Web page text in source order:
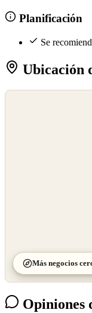
Planificación
Se
Ubicación
Más negocios
Opiniones